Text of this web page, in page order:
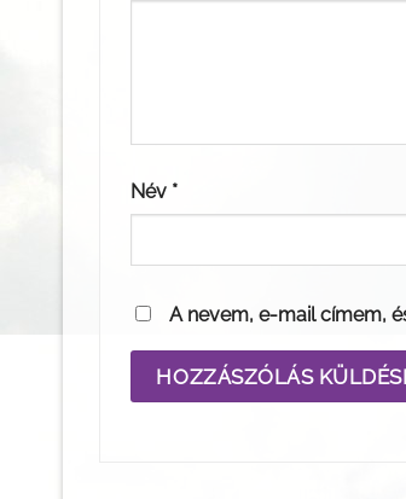
Név *
A nevem, e-mail címem,